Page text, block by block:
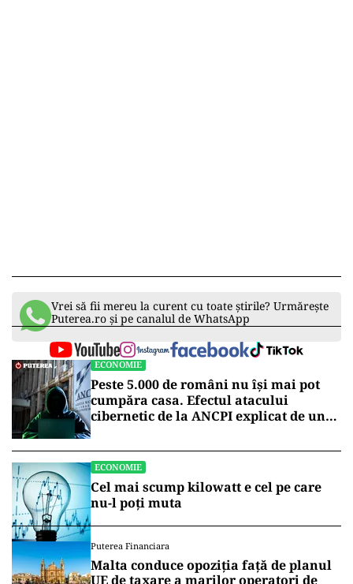
Vrei să fii mereu la curent cu toate știrile? Urmărește
Puterea.ro și pe canalul de WhatsApp
ECONOMIE
Peste 5.000 de români nu își mai pot
cumpăra casa. Efectul atacului
cibernetic de la ANCPI explicat de un
ECONOMIE
Cel mai scump kilowatt e cel pe care
nu-l poți muta
Puterea Financiara
Malta conduce opoziția față de planul
UE de taxare a marilor operatori de